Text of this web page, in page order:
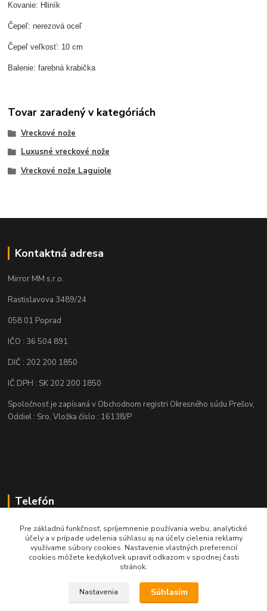
Kovanie: Hliník
Čepeľ: nerezová oceľ
Čepeľ veľkosť: 10 cm
Balenie: farebná krabička
Tovar zaradený v kategóriách
Vreckové nože
Luxusné vreckové nože
Vreckové nože Laguiole
Kontaktná adresa
Mirror MM s.r.o.
Rastislavova 3489/24
058 01 Poprad
IČO : 36 504 891
DIČ : 202 200 1850
IČ DPH : SK 202 200 1850
Spoločnosť je zapísaná v Obchodnom registri Okresného súdu Prešov,
Oddiel : Sro, Vložka číslo : 16138/P
Telefón
+421 905 622 625
obchod@nozeplus.sk
Pre základnú funkčnosť, spríjemnenie používania webu, analytické
účely a v prípade udelenia súhlasu aj na účely cielenia reklamy
využívame súbory cookies. Nastavenie vlastných preferencií
cookies môžete kedykoľvek upraviť odkazom v spodnej časti
stránok.
Nastavenia Súhlasím